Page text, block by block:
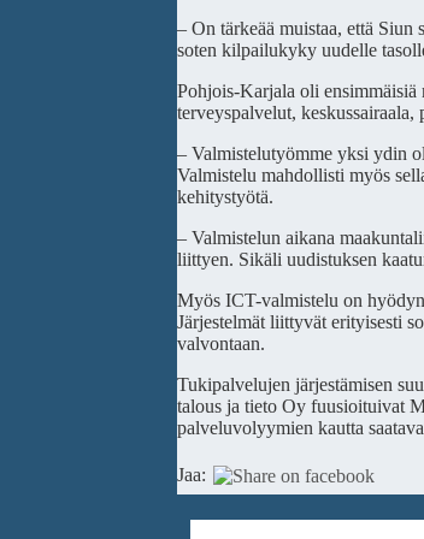
– On tärkeää muistaa, että
soten kilpailukyky uudelle
Pohjois-Karjala oli ensimmäisiä
terveyspalvelut, keskussairaala,
– Valmistelutyömme yksi ydin
Valmistelu mahdollisti myös
kehitystyötä.
– Valmistelun aikana
liittyen. Sikäli uudistuksen
Myös ICT-valmistelu on
Järjestelmät liittyvät erityisesti
valvontaan.
Tukipalvelujen järjestämisen
talous ja tieto Oy fuusioituivat
palveluvolyymien kautta
Jaa: